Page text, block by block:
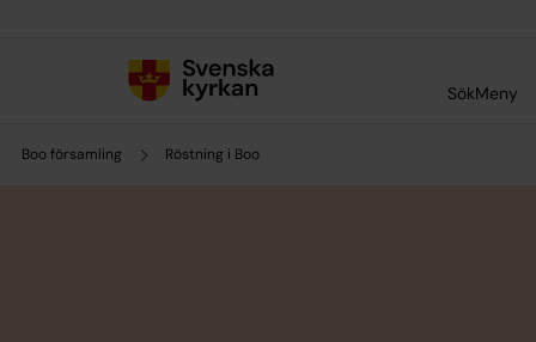
SökMeny
Boo församling Röstning i Boo